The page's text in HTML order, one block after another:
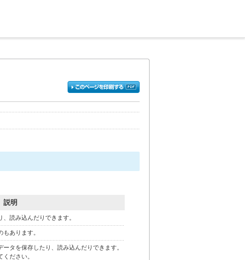
説明
読み込んだりできます。
あります。
タを保存したり、読み込んだりできます。
ください。